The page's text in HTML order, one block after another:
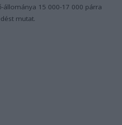
állománya 15 000-17 000 párra
mutat.